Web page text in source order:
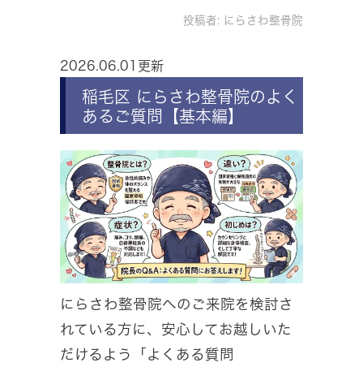
投稿者: にらさわ整骨院
2026.06.01更新
稲毛区 にらさわ整骨院のよく
あるご質問【基本編】
にらさわ整骨院へのご来院を検討さ
れている方に、安心してお越しいた
だけるよう「よくある質問